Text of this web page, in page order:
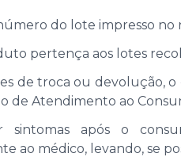
do lote impresso no
pertença aos lotes
de troca ou devolução,
de Atendimento ao
sintomas após o
ao médico, levando, se